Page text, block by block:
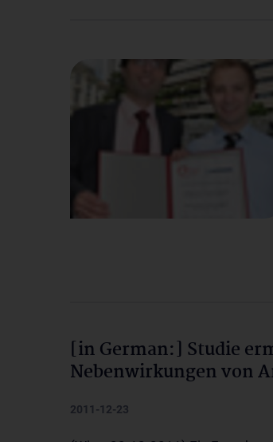
[in German:] Studie
Nebenwirkungen von
2011-12-23